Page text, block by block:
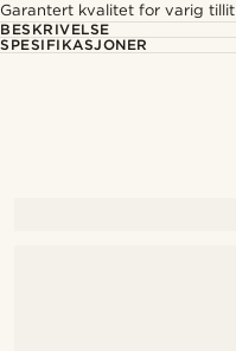
Garantert kvalitet for varig tillit
BESKRIVELSE
SPESIFIKASJONER